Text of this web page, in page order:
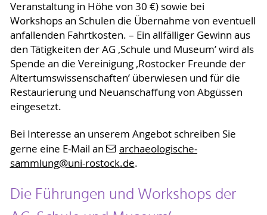
Veranstaltung in Höhe von 30 €) sowie bei
Workshops an Schulen die Übernahme von eventuell
anfallenden Fahrtkosten. – Ein allfälliger Gewinn aus
den Tätigkeiten der AG ‚Schule und Museum’ wird als
Spende an die Vereinigung ‚Rostocker Freunde der
Altertumswissenschaften’ überwiesen und für die
Restaurierung und Neuanschaffung von Abgüssen
eingesetzt.
Bei Interesse an unserem Angebot schreiben Sie
gerne eine E-Mail an
archaeologische-
sammlung@uni-rostock.de.
Die Führungen und Workshops der